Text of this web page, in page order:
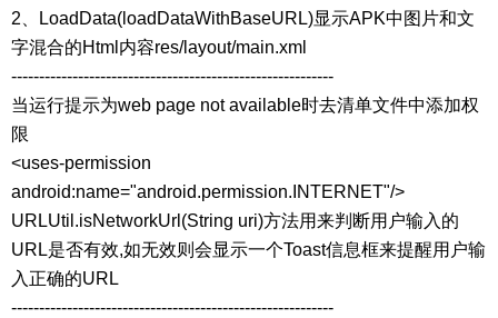
2、LoadData(loadDataWithBaseURL)显示APK中图片和文
字混合的Html内容res/layout/main.xml
----------------------------------------------------------
当运行提示为web page not available时去清单文件中添加权
限
<uses-permission
android:name="android.permission.INTERNET"/>
URLUtil.isNetworkUrl(String uri)方法用来判断用户输入的
URL是否有效,如无效则会显示一个Toast信息框来提醒用户输
入正确的URL
----------------------------------------------------------